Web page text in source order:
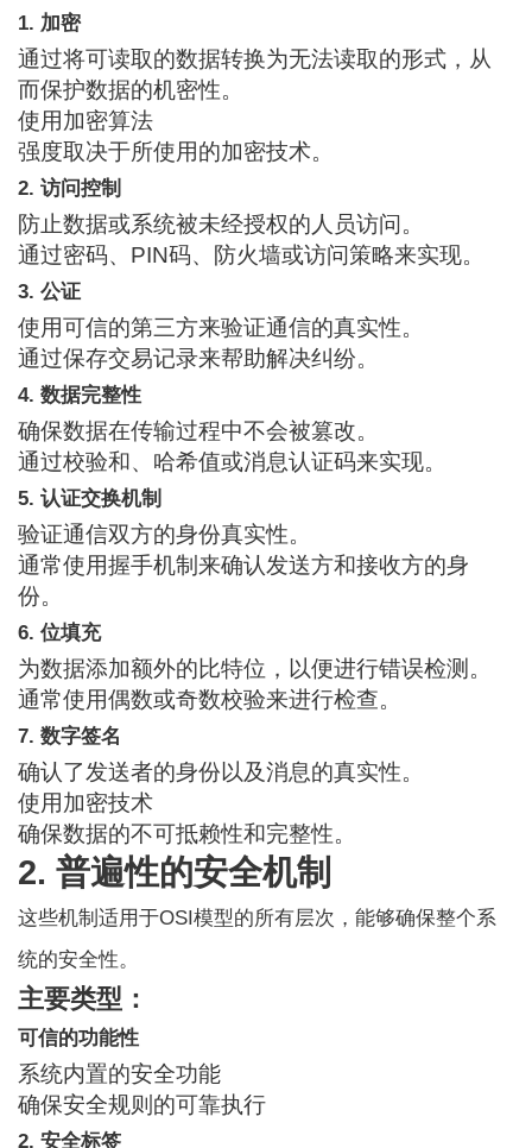
1. 加密
通过将可读取的数据转换为无法读取的形式，从
而保护数据的机密性。
使用加密算法
强度取决于所使用的加密技术。
2. 访问控制
防止数据或系统被未经授权的人员访问。
通过密码、PIN码、防火墙或访问策略来实现。
3. 公证
使用可信的第三方来验证通信的真实性。
通过保存交易记录来帮助解决纠纷。
4. 数据完整性
确保数据在传输过程中不会被篡改。
通过校验和、哈希值或消息认证码来实现。
5. 认证交换机制
验证通信双方的身份真实性。
通常使用握手机制来确认发送方和接收方的身
份。
6. 位填充
为数据添加额外的比特位，以便进行错误检测。
通常使用偶数或奇数校验来进行检查。
7. 数字签名
确认了发送者的身份以及消息的真实性。
使用加密技术
确保数据的不可抵赖性和完整性。
2. 普遍性的安全机制
这些机制适用于OSI模型的所有层次，能够确保整个系
统的安全性。
主要类型：
可信的功能性
系统内置的安全功能
确保安全规则的可靠执行
2. 安全标签